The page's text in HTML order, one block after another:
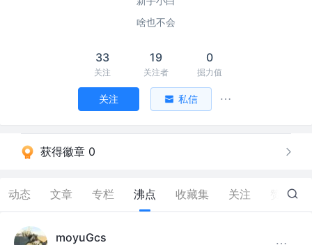
啥也不会
33
关注
19
关注者
0
掘力值
关注 私信
获得徽章 0
动态 文章 专栏 沸点 收藏集 关注 348
moyuGcs